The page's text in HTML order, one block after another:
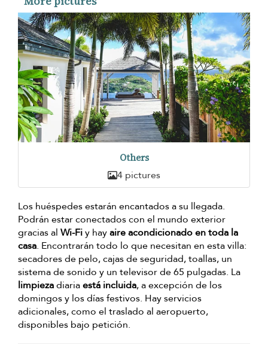
Others
4 pictures
Los huéspedes estarán encantados a su llegada.
Podrán estar conectados con el mundo exterior
gracias al Wi-Fiy hayaire acondicionado en toda la
casa. Encontrarán todo lo que necesitan en esta villa:
secadores de pelo, cajas de seguridad, toallas, un
sistema de sonido y un televisor de 65 pulgadas. La
limpiezadiariaestá incluida, a excepción de los
domingos y los días festivos. Hay servicios
adicionales, como el traslado al aeropuerto,
disponibles bajo petición.